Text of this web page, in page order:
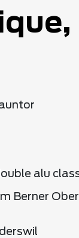
alu
Berner